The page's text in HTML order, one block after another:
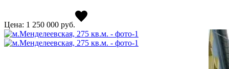
Цена: 1 250 000 руб.